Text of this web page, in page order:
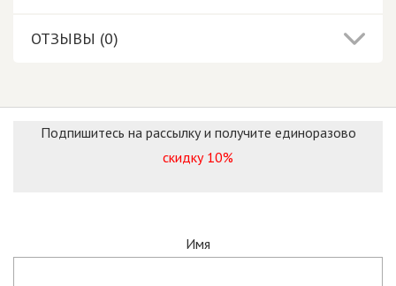
ОТЗЫВЫ (0)
Подпишитесь на рассылку и получите единоразово
скидку 10%
Имя